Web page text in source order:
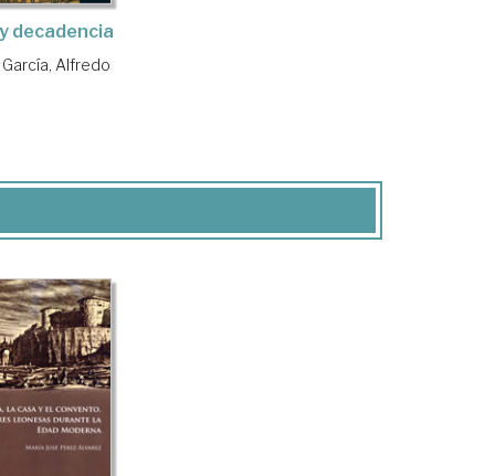
decadencia
Alfredo